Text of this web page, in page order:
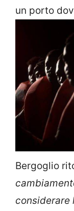
un porto
Bergoglio
considerare